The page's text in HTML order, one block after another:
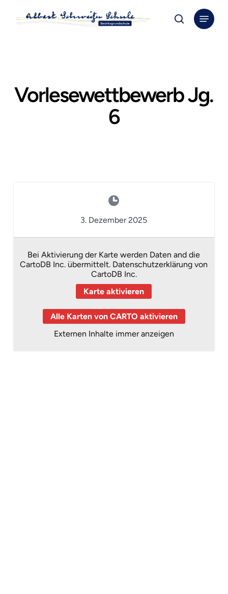
search
Menu
Vorlesewettbewerb Jg.
6
3. Dezember 2025
Bei Aktivierung der Karte werden Daten and die
CartoDB Inc. übermittelt. Datenschutzerklärung von
CartoDB Inc.
Karte aktivieren
Alle Karten von CARTO aktivieren
Externen Inhalte immer anzeigen
Close